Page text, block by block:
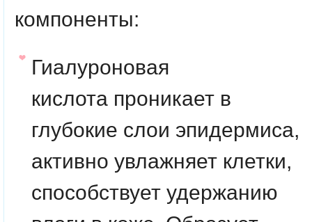
компоненты:
Гиалуроновая
кислота проникает в
глубокие слои эпидермиса,
активно увлажняет клетки,
способствует удержанию